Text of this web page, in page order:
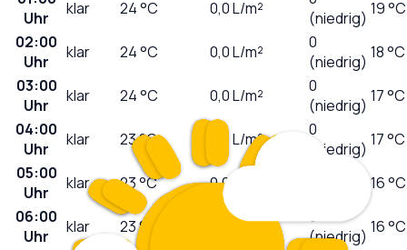
Uhr
klar 24°C 0,0L/m²
(niedrig) 19 °C
02:00
Uhr
klar 24°C 0,0L/m²
0
(niedrig) 18 °C
03:00
Uhr
klar 24°C 0,0L/m²
0
(niedrig) 17 °C
04:00
Uhr
klar 23°C L/m²
0
(niedrig) 17 °C
05:00
Uhr
klar 23°C 0,0
16 °C
06:00
Uhr
klar 23°C L/m²
0
(niedrig) 16 °C